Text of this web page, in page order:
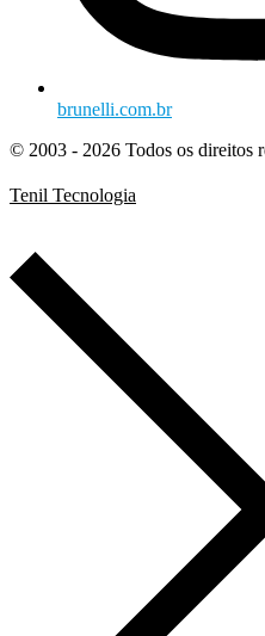
brunelli.com.br
© 2003 - 2026 Todos os direitos
Tenil Tecnologia